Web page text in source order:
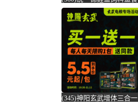
锦鲤鱼饲料黑统一金鱼鱼
食鱼粮鲤鱼-鱼饲料(大禹
宠物用品专营店仅售9.9
元)
(345)神阳玄武增体三合一